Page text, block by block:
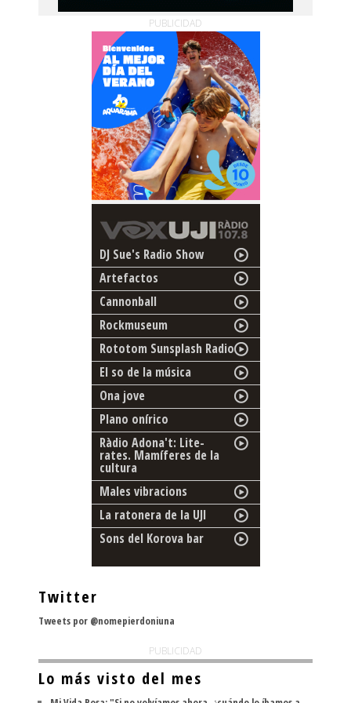
PUBLICIDAD
DJ Sue's Radio Show
Artefactos
Cannonball
Rockmuseum
Rototom Sunsplash Radio
El so de la música
Ona jove
Plano onírico
Ràdio Adona't: Lite-
rates. Mamíferes de la
cultura
Males vibracions
La ratonera de la UJI
Sons del Korova bar
Twitter
Tweets por @nomepierdoniuna
PUBLICIDAD
Lo más visto del mes